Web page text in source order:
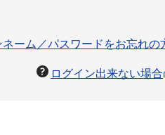
ネーム／パスワードをお忘れの
ログイン出来ない場合